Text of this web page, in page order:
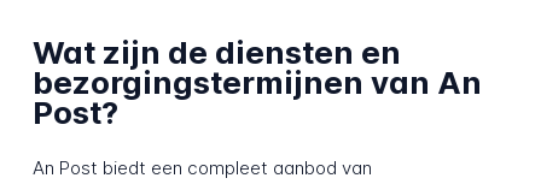
Wat zijn de diensten en
bezorgingstermijnen van An
Post?
An Post biedt een compleet aanbod van